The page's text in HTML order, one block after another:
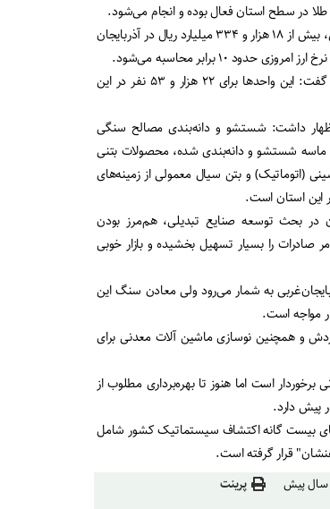
در سطح استان فعال بوده و انجام می‌شود.
وی ادامه داد: برای راه‌اندازی این واحدهای صنایع تبدیلی، بیش از ۱۸ هزار و ۳۳۴ میلیارد ریال در آذربایجان
۱۰ برابر محاسبه می‌شود.
رییس سازمان صنعت، معدن و تجارت آذربایجان‌غربی گفت: این واحدها برای ۲۲ هزار و ۵۳ نفر در این
اظهار داشت: شستشو و دانه‌بندی مصالح سنگی
ماسه شستشو و دانه‌بندی شده، محصولات بتنی
(اتوماتیک) و بتن سیال معمولی از زمینه‌های
این استان است.
در بحث توسعه صنایع تبدیلی، هم‌مرز بودن
صادرات را بسیار تسهیل بخشیده و بازار خوبی
به شمار می‌رود ولی معادن سنگ این
مواجه است.
و همچنین نوسازی ماشین آلات معدنی برای
است اما هنوز تا بهره‌برداری مطلوب از
پیش دارد.
بیست گانه اکتشاف سیستماتیک کشور شامل
قرار گرفته است.
پرینت